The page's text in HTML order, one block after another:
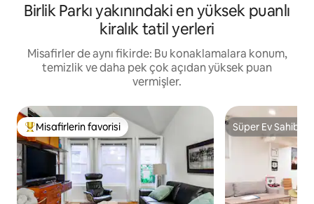
Birlik Parkı yakınındaki en yüksek puanlı
kiralık tatil yerleri
Misafirler de aynı fikirde: Bu konaklamalara konum,
temizlik ve daha pek çok açıdan yüksek puan
vermişler.
Misafirlerin favorilerinden en beğenilenler arasında
Misafirlerin favorisi Süper Ev Sahibi
Süper Ev Sahibi